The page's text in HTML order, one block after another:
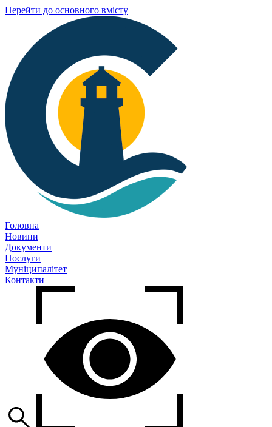
Перейти до основного вмісту
Головна
Новини
Документи
Послуги
Муніципалітет
Контакти